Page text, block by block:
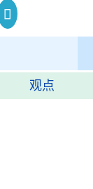
观点